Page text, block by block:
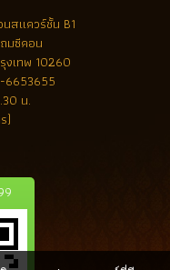
นสแควร์ชั้น B1
มซีคอน
งเทพ 10260
6653655
น.
)